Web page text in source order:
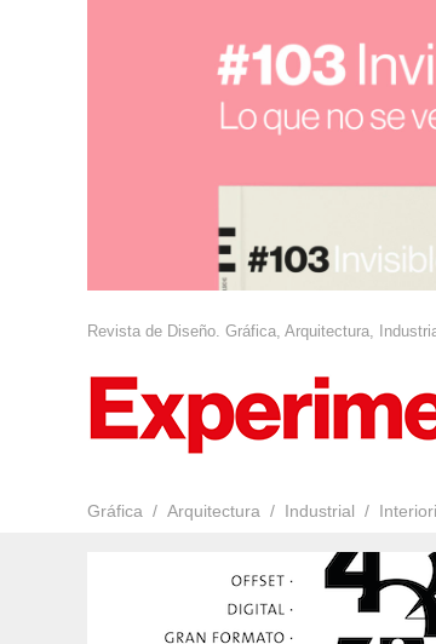
Revista de Diseño. Gráfica, Arquitectura,
Gráfica Arquitectura Industrial